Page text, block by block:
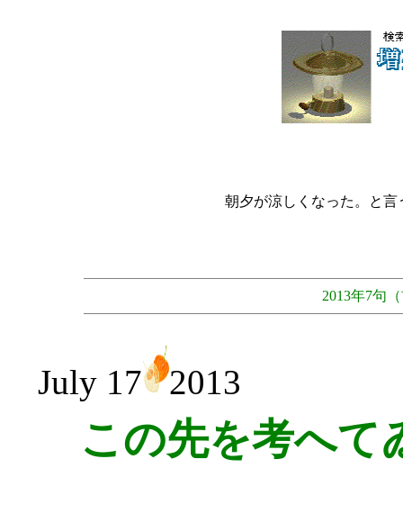
朝夕が涼しくなった。と
2013年7句
July 17 2013
この先を考へて